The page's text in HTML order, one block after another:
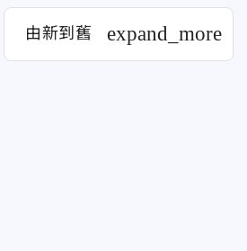
由新到舊 expand_more